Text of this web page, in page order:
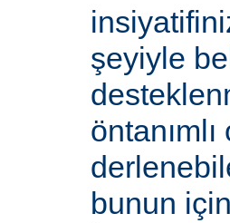
şeyiyle
bunun